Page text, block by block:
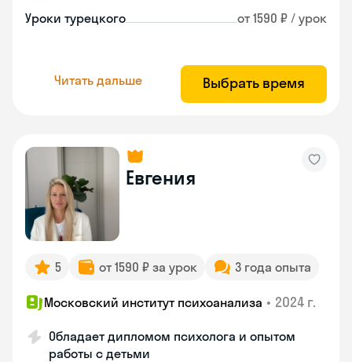
Уроки турецкого от 1590 ₽ / урок
Читать дальше Выбрать время
Евгения
5 от 1590 ₽ за урок 3 года опыта
Московский институт психоанализа • 2024 г.
Обладает дипломом психолога и опытом
работы с детьми